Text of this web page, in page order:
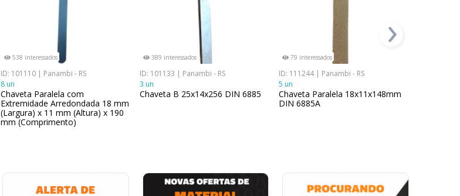
538 interessados
ID: 101110 | Panambi - RS
8 un
Chaveta Paralela com
Extremidade Arredondada 18 mm
(Largura) x 11 mm (Altura) x 190
mm (Comprimento)
389 interessados
ID: 101133 | Panambi - RS
3 un
Chaveta B 25x14x256 DIN 6885
79 interessados
ID: 111244 | Panambi - RS
5 un
Chaveta Paralela 18x11x148mm
DIN 6885A
›